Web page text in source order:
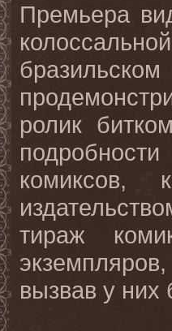
Премьера
колоссальной
бразильском
ролик
подробности
комиксов,
тираж
вызвав у них